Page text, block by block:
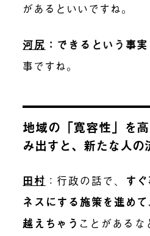
があるといいですね。
河尻 ：できるという事
事ですね。
地域の「寛容性」を
み出すと、新たな人の
田村 ： 行政の話で、 す
ネスにする施策を進め
越えちゃう ことがあるな